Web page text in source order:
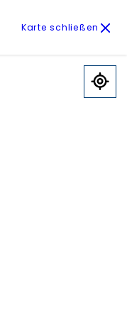
Karte schließen